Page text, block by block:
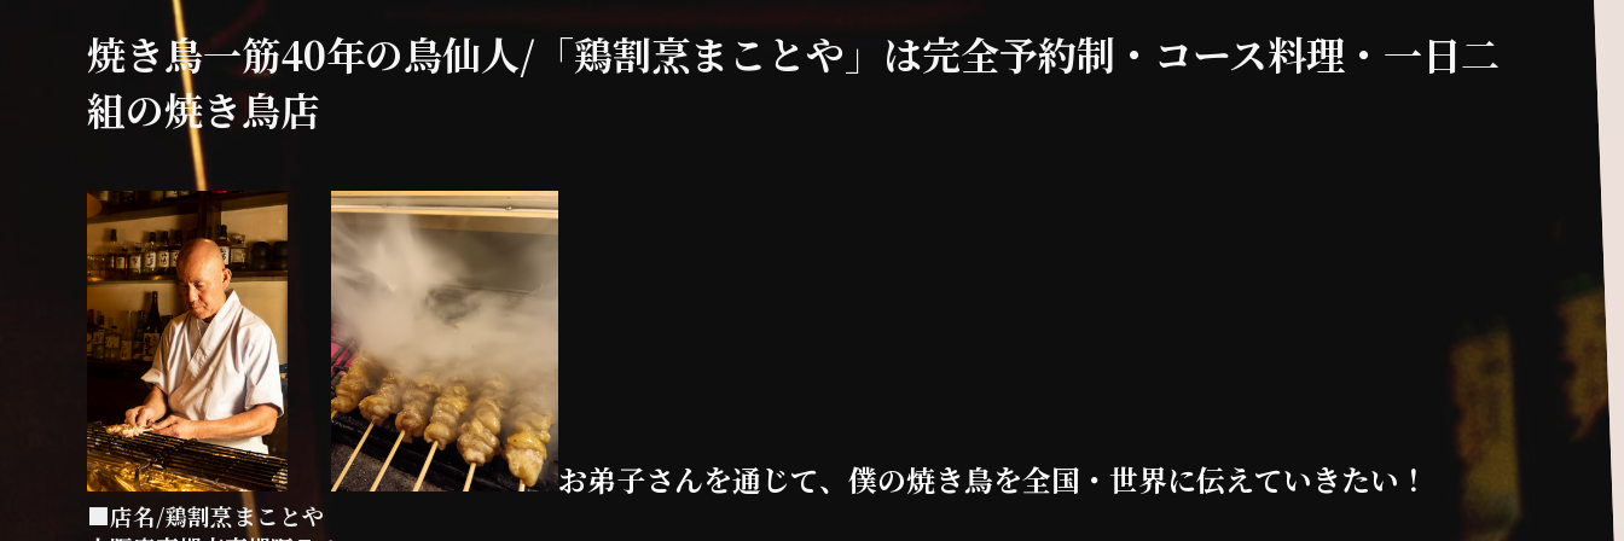
焼き鳥一筋40年の鳥仙人/「鶏割烹まことや」は完全予約制・コース料理・一日二
組の焼き鳥店
お弟子さんを通じて、僕の焼き鳥を全国・世界に伝えていきたい！
■店名/鶏割烹まことや